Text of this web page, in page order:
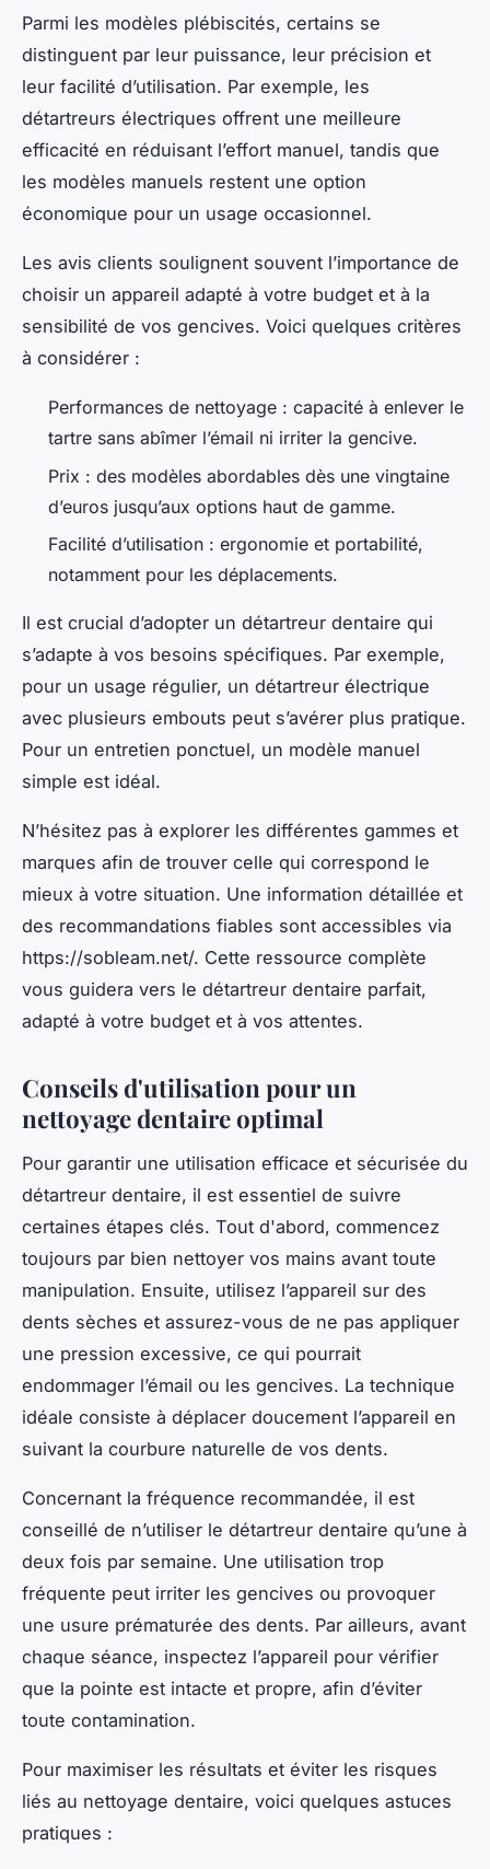
Parmi les modèles plébiscités, certains se
distinguent par leur puissance, leur précision et
leur facilité d’utilisation. Par exemple, les
détartreurs électriques offrent une meilleure
efficacité en réduisant l’effort manuel, tandis que
les modèles manuels restent une option
économique pour un usage occasionnel.
Les avis clients soulignent souvent l’importance de
choisir un appareil adapté à votre budget et à la
sensibilité de vos gencives. Voici quelques critères
à considérer :
Performances de nettoyage : capacité à enlever le
tartre sans abîmer l’émail ni irriter la gencive.
Prix : des modèles abordables dès une vingtaine
d’euros jusqu’aux options haut de gamme.
Facilité d’utilisation : ergonomie et portabilité,
notamment pour les déplacements.
Il est crucial d’adopter un détartreur dentaire qui
s’adapte à vos besoins spécifiques. Par exemple,
pour un usage régulier, un détartreur électrique
avec plusieurs embouts peut s’avérer plus pratique.
Pour un entretien ponctuel, un modèle manuel
simple est idéal.
N’hésitez pas à explorer les différentes gammes et
marques afin de trouver celle qui correspond le
mieux à votre situation. Une information détaillée et
des recommandations fiables sont accessibles via
https://sobleam.net/. Cette ressource complète
vous guidera vers le détartreur dentaire parfait,
adapté à votre budget et à vos attentes.
Conseils d'utilisation pour un
nettoyage dentaire optimal
Pour garantir une utilisation efficace et sécurisée du
détartreur dentaire, il est essentiel de suivre
certaines étapes clés. Tout d'abord, commencez
toujours par bien nettoyer vos mains avant toute
manipulation. Ensuite, utilisez l’appareil sur des
dents sèches et assurez-vous de ne pas appliquer
une pression excessive, ce qui pourrait
endommager l’émail ou les gencives. La technique
idéale consiste à déplacer doucement l’appareil en
suivant la courbure naturelle de vos dents.
Concernant la fréquence recommandée, il est
conseillé de n’utiliser le détartreur dentaire qu’une à
deux fois par semaine. Une utilisation trop
fréquente peut irriter les gencives ou provoquer
une usure prématurée des dents. Par ailleurs, avant
chaque séance, inspectez l’appareil pour vérifier
que la pointe est intacte et propre, afin d’éviter
toute contamination.
Pour maximiser les résultats et éviter les risques
liés au nettoyage dentaire, voici quelques astuces
pratiques :